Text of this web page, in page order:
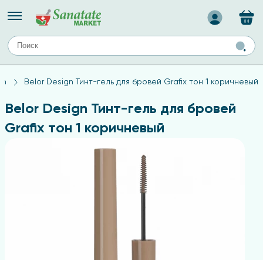
лица
Назад
ТИПЫ КОЖИ
Средства для комбинированной кожи
Средства для проблемной кожи
Средства для жирной кожи
Belor Design Тинт-гель для бровей Grafix тон 1 коричневый
Belor Design Тинт-гель для бровей
Grafix тон 1 коричневый